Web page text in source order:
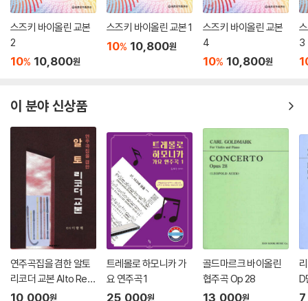
스즈키 바이올린 교본
2
10% 10,800원
스즈키 바이올린 교본 1
10% 10,800원
스즈키 바이올린 교본
4
10% 10,800원
3
이 분야 신상품
연주곡집을 겸한 알토
리코더 교본 Alto Rec
order Method
10,000원
트레몰로 하모니카 가
요 연주곡 1
25,000원
골드마르크 바이올린
협주곡 Op 28
13,000원
D